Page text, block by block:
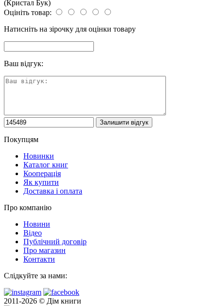
(Кристал Бук)
Оцініть товар:
Натисніть на зірочку для оцінки товару
Ваш відгук:
Покупцям
Новинки
Каталог книг
Кооперація
Як купити
Доставка і оплата
Про компанію
Новини
Відео
Публічний договір
Про магазин
Контакти
Слідкуйте за нами:
2011-2026 © Дім книги